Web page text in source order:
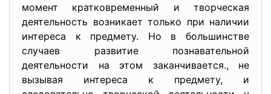
момент кратковременный и творческая
деятельность возникает только при наличии
интереса к предмету. Но в большинстве
случаев развитие познавательной
деятельности на этом заканчивается., не
вызывая интереса к предмету, и